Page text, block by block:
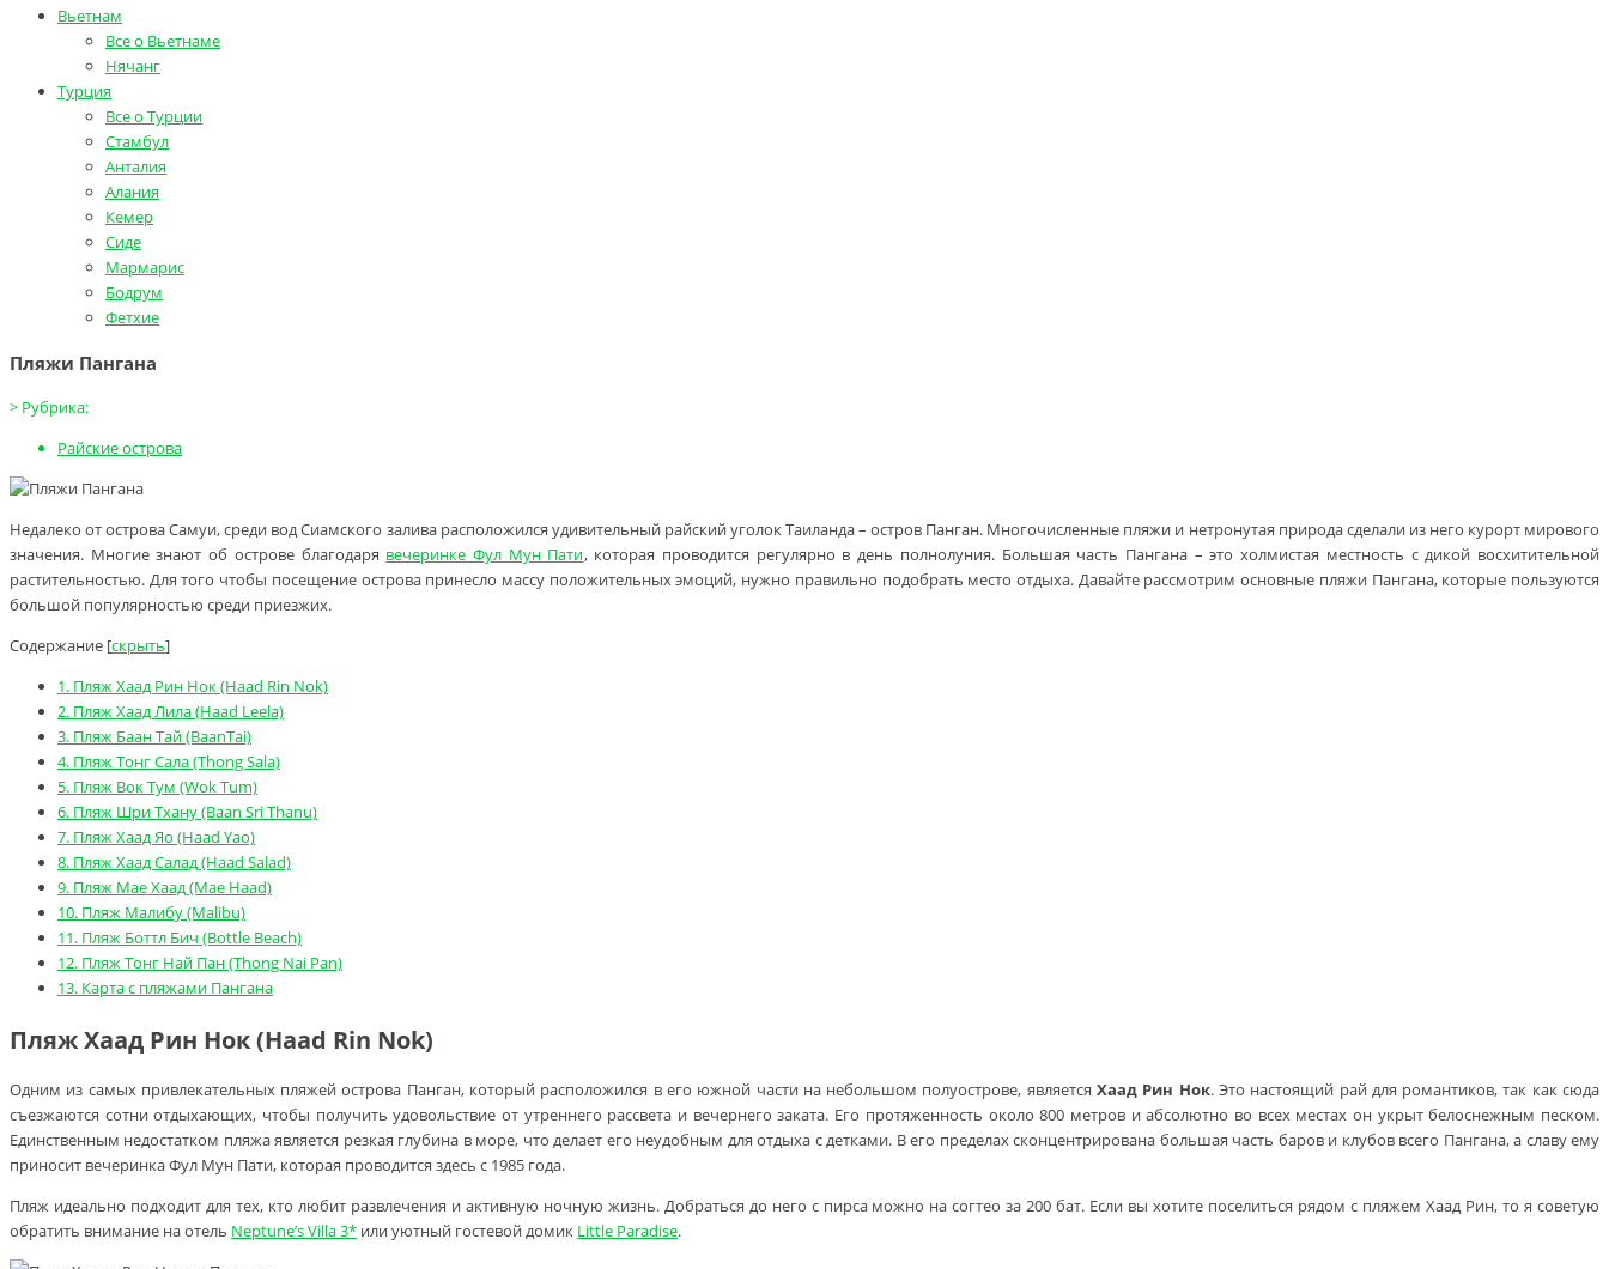
Вьетнам
Все о Вьетнаме
Нячанг
Турция
Все о Турции
Стамбул
Анталия
Алания
Кемер
Сиде
Мармарис
Бодрум
Фетхие
Пляжи Пангана
> Рубрика:
Райские острова
Недалеко от острова Самуи, среди вод Сиамского залива расположился удивительный райский уголок Таиланда – остров Панган. Многочисленные пляжи и нетронутая природа сделали из него курорт мирового
значения. Многие знают об острове благодаря вечеринке Фул Мун Пати, которая проводится регулярно в день полнолуния. Большая часть Пангана – это холмистая местность с дикой восхитительной
растительностью. Для того чтобы посещение острова принесло массу положительных эмоций, нужно правильно подобрать место отдыха. Давайте рассмотрим основные пляжи Пангана, которые пользуются
большой популярностью среди приезжих.
Содержание [скрыть]
1. Пляж Хаад Рин Нок (Haad Rin Nok)
2. Пляж Хаад Лила (Haad Leela)
3. Пляж Баан Тай (BaanTai)
4. Пляж Тонг Сала (Thong Sala)
5. Пляж Вок Тум (Wok Tum)
6. Пляж Шри Тхану (Baan Sri Thanu)
7. Пляж Хаад Яо (Haad Yao)
8. Пляж Хаад Салад (Haad Salad)
9. Пляж Мае Хаад (Mae Haad)
10. Пляж Малибу (Malibu)
11. Пляж Боттл Бич (Bottle Beach)
12. Пляж Тонг Най Пан (Thong Nai Pan)
13. Карта с пляжами Пангана
Пляж Хаад Рин Нок (Haad Rin Nok)
Одним из самых привлекательных пляжей острова Панган, который расположился в его южной части на небольшом полуострове, являетсяХаад Рин Нок. Это настоящий рай для романтиков, так как сюда
съезжаются сотни отдыхающих, чтобы получить удовольствие от утреннего рассвета и вечернего заката. Его протяженность около 800 метров и абсолютно во всех местах он укрыт белоснежным песком.
Единственным недостатком пляжа является резкая глубина в море, что делает его неудобным для отдыха с детками. В его пределах сконцентрирована большая часть баров и клубов всего Пангана, а славу ему
приносит вечеринка Фул Мун Пати, которая проводится здесь с 1985 года.
Пляж идеально подходит для тех, кто любит развлечения и активную ночную жизнь. Добраться до него с пирса можно на согтео за 200 бат. Если вы хотите поселиться рядом с пляжем Хаад Рин, то я советую
обратить внимание на отель Neptune’s Villa 3* или уютный гостевой домик Little Paradise.